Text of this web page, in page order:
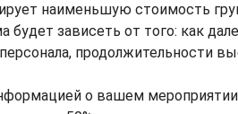
наименьшую стоимость
будет зависеть от того: как
продолжительности
о вашем